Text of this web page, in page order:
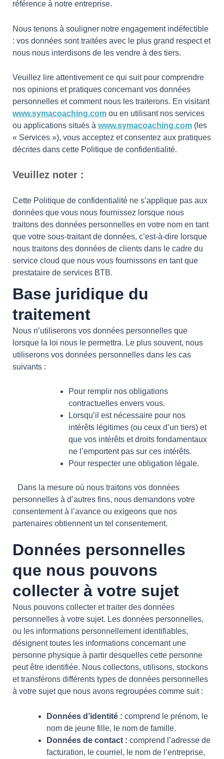
référence à notre entreprise.
Nous tenons à souligner notre engagement indéfectible
: vos données sont traitées avec le plus grand respect et
nous nous interdisons de les vendre à des tiers.
Veuillez lire attentivement ce qui suit pour comprendre
nos opinions et pratiques concernant vos données
personnelles et comment nous les traiterons. En visitant
www.symacoaching.com ou en utilisant nos services
ou applications situés à www.symacoaching.com (les
« Services »), vous acceptez et consentez aux pratiques
décrites dans cette Politique de confidentialité.
Veuillez noter :
Cette Politique de confidentialité ne s’applique pas aux
données que vous nous fournissez lorsque nous
traitons des données personnelles en votre nom en tant
que votre sous-traitant de données, c’est-à-dire lorsque
nous traitons des données de clients dans le cadre du
service cloud que nous vous fournissons en tant que
prestataire de services BTB.
Base juridique du
traitement
Nous n’utiliserons vos données personnelles que
lorsque la loi nous le permettra. Le plus souvent, nous
utiliserons vos données personnelles dans les cas
suivants :
Pour remplir nos obligations
contractuelles envers vous.
Lorsqu’il est nécessaire pour nos
intérêts légitimes (ou ceux d’un tiers) et
que vos intérêts et droits fondamentaux
ne l’emportent pas sur ces intérêts.
Pour respecter une obligation légale.
Dans la mesure où nous traitons vos données
personnelles à d’autres fins, nous demandons votre
consentement à l’avance ou exigeons que nos
partenaires obtiennent un tel consentement.
Données personnelles
que nous pouvons
collecter à votre sujet
Nous pouvons collecter et traiter des données
personnelles à votre sujet. Les données personnelles,
ou les informations personnellement identifiables,
désignent toutes les informations concernant une
personne physique à partir desquelles cette personne
peut être identifiée. Nous collectons, utilisons, stockons
et transférons différents types de données personnelles
à votre sujet que nous avons regroupées comme suit :
Données d’identité : comprend le prénom, le
nom de jeune fille, le nom de famille.
Données de contact : comprend l’adresse de
facturation, le courriel, le nom de l’entreprise,